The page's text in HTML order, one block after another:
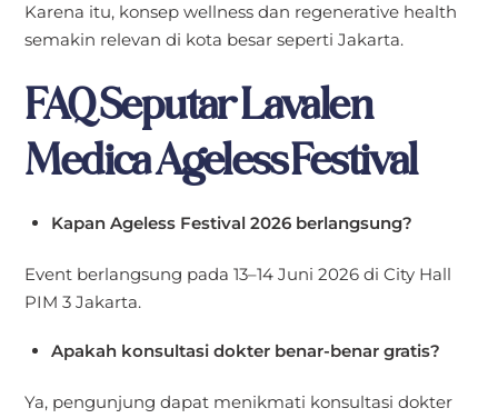
Karena itu, konsep wellness dan regenerative health
semakin relevan di kota besar seperti Jakarta.
FAQ Seputar Lavalen
Medica Ageless Festival
Kapan Ageless Festival 2026 berlangsung?
Event berlangsung pada 13–14 Juni 2026 di City Hall
PIM 3 Jakarta.
Apakah konsultasi dokter benar-benar gratis?
Ya, pengunjung dapat menikmati konsultasi dokter